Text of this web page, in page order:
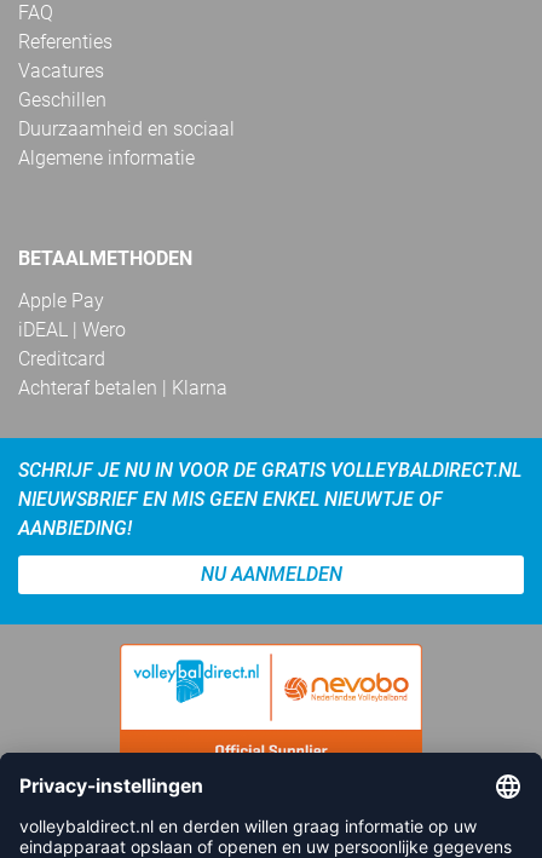
FAQ
Referenties
Vacatures
Geschillen
Duurzaamheid en sociaal
Algemene informatie
BETAALMETHODEN
Apple Pay
iDEAL | Wero
Creditcard
Achteraf betalen | Klarna
SCHRIJF JE NU IN VOOR DE GRATIS VOLLEYBALDIRECT.NL
NIEUWSBRIEF EN MIS GEEN ENKEL NIEUWTJE OF
AANBIEDING!
NU AANMELDEN